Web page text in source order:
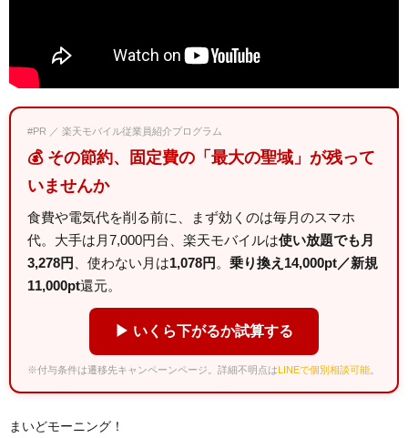
#PR ／ 楽天モバイル従業員紹介プログラム
💰 その節約、固定費の「最大の聖域」が残って
いませんか
食費や電気代を削る前に、まず効くのは毎月のスマホ
代。大手は月7,000円台、楽天モバイルは使い放題でも月
3,278円
、使わない月は1,078円 。 乗り換え14,000pt／新規
11,000pt還元。
▶ いくら下がるか試算する
※付与条件は遷移先キャンペーンページ。詳細不明点はLINEで個別相談可能
まいどモーニング！